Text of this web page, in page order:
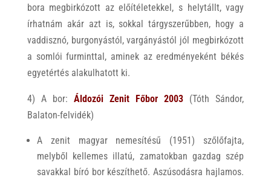
bora megbirkózott az előítéletekkel, s helytállt, vagy
írhatnám akár azt is, sokkal tárgyszerűbben, hogy a
vaddisznó, burgonyástól, vargányástól jól megbirkózott
a somlói furminttal, aminek az eredményeként békés
egyetértés alakulhatott ki.
4) A bor: Áldozói Zenit Főbor 2003 (Tóth Sándor,
Balaton-felvidék)
A zenit magyar nemesítésű (1951) szőlőfajta,
melyből kellemes illatú, zamatokban gazdag szép
savakkal bíró bor készíthető. Aszúsodásra hajlamos.